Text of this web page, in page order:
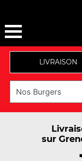
LIVRAISON
sur